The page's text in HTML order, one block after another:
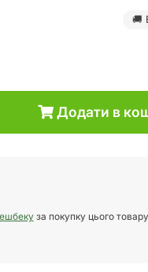
🚚
Додати в
за покупку цього